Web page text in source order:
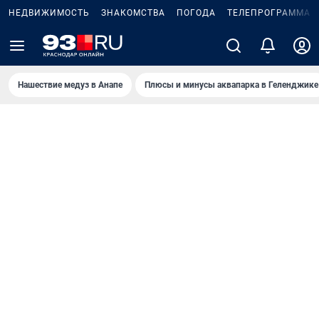
НЕДВИЖИМОСТЬ ЗНАКОМСТВА ПОГОДА ТЕЛЕПРОГРАММА
Нашествие медуз в Анапе Плюсы и минусы аквапарка в Геленджике